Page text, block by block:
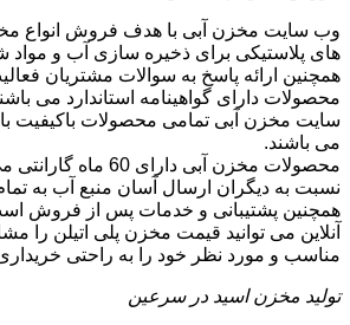
وب سایت مخزن آبی با هدف فروش انواع
های پلاستیکی برای ذخیره سازی آب و مواد
همچنین ارائه پاسخ به سوالات مشتریان
محصولات دارای گواهینامه استاندارد می
سایت مخزن آبی تمامی محصولات باکیفیت
می باشند.
محصولات مخزن آبی
نسبت به دیگران ارسال آسان منبع آب به
همچنین پشتیبانی و خدمات پس از فروش
آنلاین می توانید قیمت مخزن پلی اتیلن را
مناسب و مورد نظر خود را به راحتی
تولید مخزن اسید در سرعین